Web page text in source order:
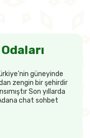
güneyinde
zengin bir şehirdir
Son yıllarda
chat sohbet